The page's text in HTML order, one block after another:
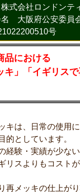
会社ロンドンテ
大阪府公安委員
号
品における
キ」「イギリス
キは、日常の使用
的としています。
経験・実績が少な
リスよりもコストが
再メッキの仕上が